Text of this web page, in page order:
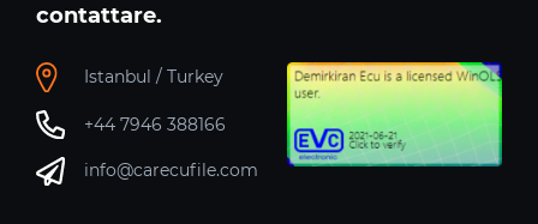
contattare.
Istanbul / Turkey
+44 7946 388166
info@carecufile.com